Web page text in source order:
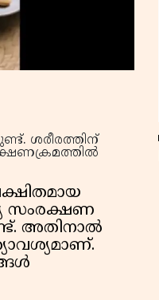
ശരീരത്തിന്
സംരക്ഷണ
അതിനാൽ